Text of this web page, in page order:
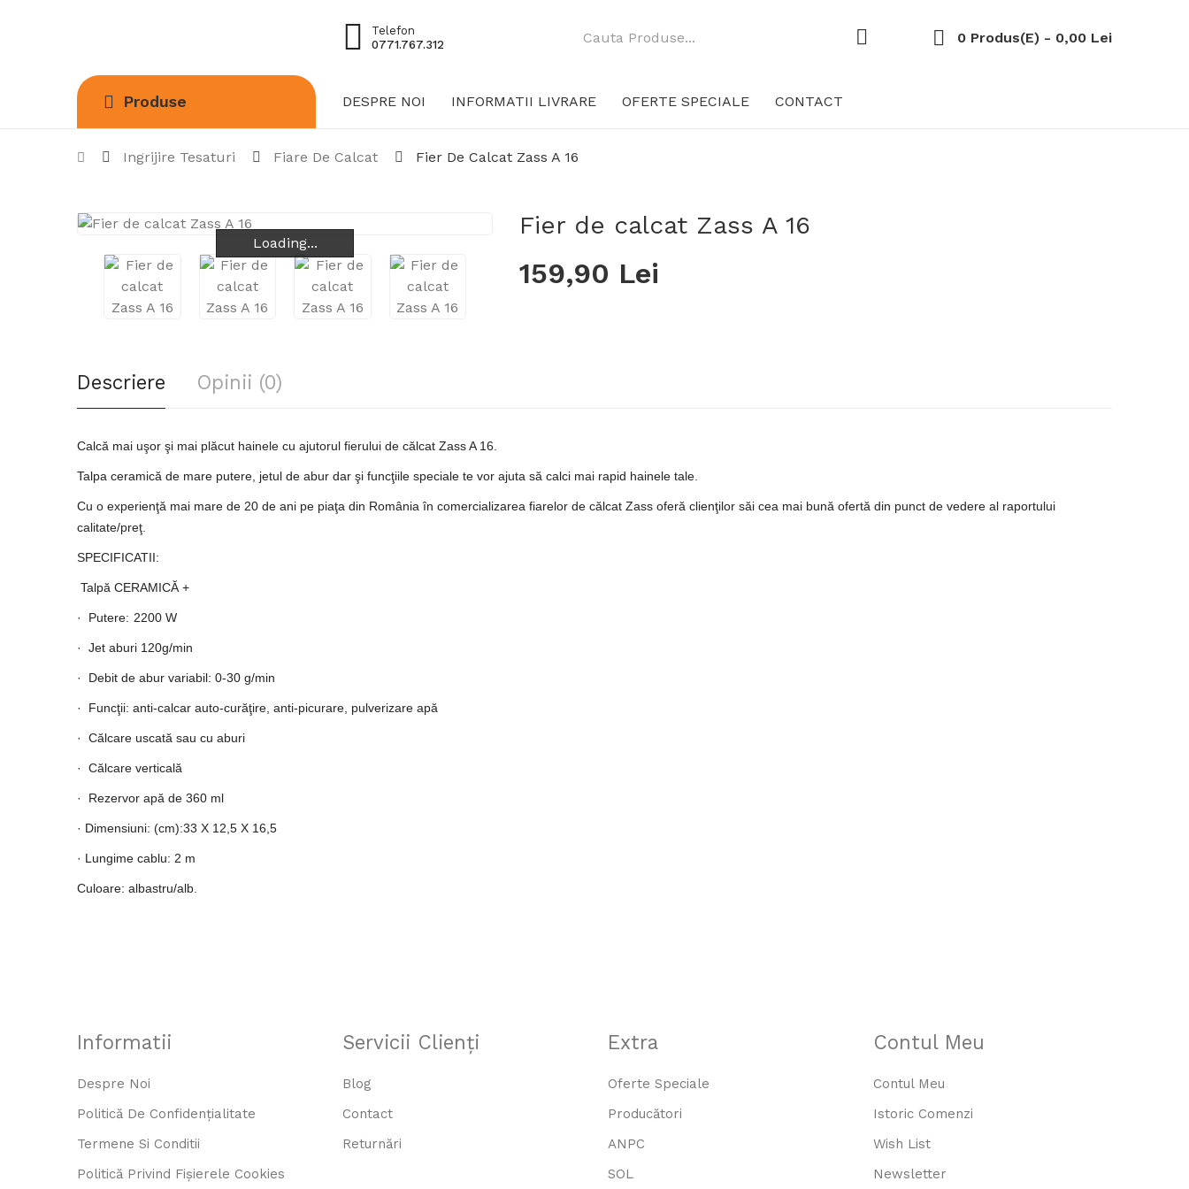
Telefon
0771.767.312
0 Produs(e) - 0,00 Lei
Produse DESPRE NOI INFORMATII LIVRARE OFERTE SPECIALE CONTACT
Ingrijire Tesaturi Fiare De Calcat Fier De Calcat Zass A 16
Loading...
Loading...
Loading...
Fier de calcat Zass A 16
159,90 Lei
Cantitate
Descriere Opinii (0)
Calcă mai uşor şi mai plăcut hainele cu ajutorul fierului de călcat Zass A 16.
Talpa ceramică de mare putere, jetul de abur dar şi funcţiile speciale te vor ajuta să calci mai rapid hainele tale.
Cu o experienţă mai mare de 20 de ani pe piaţa din România în comercializarea fiarelor de călcat Zass oferă clienţilor săi cea mai bună ofertă din punct de vedere al raportului
calitate/preţ.
SPECIFICATII:
Talpă CERAMICĂ +
· Putere: 2200 W
· Jet aburi 120g/min
· Debit de abur variabil: 0-30 g/min
· Funcţii: anti-calcar auto-curăţire, anti-picurare, pulverizare apă
· Călcare uscată sau cu aburi
· Călcare verticală
· Rezervor apă de 360 ml
· Dimensiuni: (cm):33 X 12,5 X 16,5
· Lungime cablu: 2 m
Culoare: albastru/alb.
Informatii
Despre Noi
Politică De Confidențialitate
Termene Si Conditii
Politică Privind Fișierele Cookies
Servicii Clienţi
Blog
Contact
Returnări
Extra
Oferte Speciale
Producători
ANPC
SOL
Contul Meu
Contul Meu
Istoric Comenzi
Wish List
Newsletter